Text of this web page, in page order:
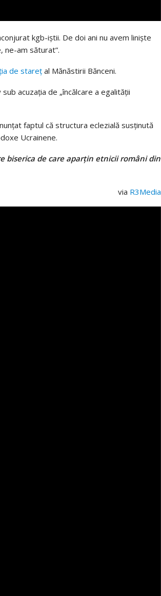
kgb-iștii. De doi ani nu avem liniște
ne-am săturat”.
de starețal Mănăstirii Bănceni.
acuzația de „încălcare a egalității
faptul că structura eclezială susținută
Ucrainene.
biserica de care aparțin etnicii români din
via R3Media